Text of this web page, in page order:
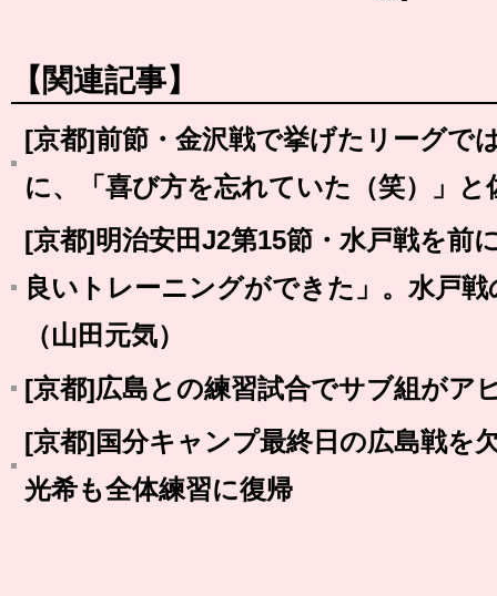
【関連記事】
[京都]前節・金沢戦で挙げたリーグで
に、「喜び方を忘れていた（笑）」と
[京都]明治安田J2第15節・水戸戦を前
良いトレーニングができた」。水戸
（山田元気）
[京都]広島との練習試合でサブ組がア
[京都]国分キャンプ最終日の広島戦を
光希も全体練習に復帰